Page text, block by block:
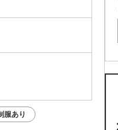
服あり